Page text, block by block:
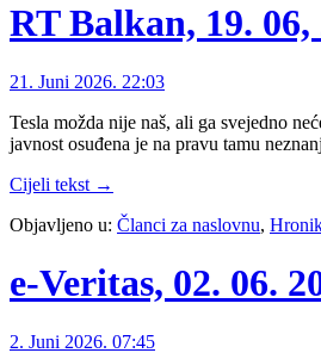
RT Balkan, 19.
21. Juni 2026. 22:03
Tesla možda nije naš, ali ga svejedno
javnost osuđena je na pravu tamu
Cijeli tekst →
Objavljeno u: Članci za naslovnu,
e-Veritas, 02. 06.
2. Juni 2026. 07:45